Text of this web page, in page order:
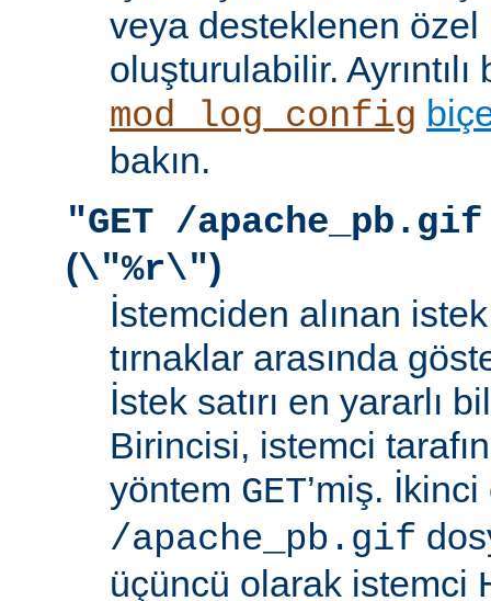
veya desteklenen
oluşturulabilir.
mod_log_config
bakın.
"GET /
(\"%r\")
İstemciden alınan istek
tırnaklar arasında
İstek satırı en yararlı
Birincisi, istemci
yöntem GET’miş.
/apache_pb.gif
üçüncü olarak istemci